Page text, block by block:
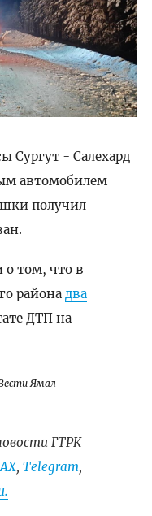
Сургут - Салехард
автомобилем
получил
о том, что в
района два
ДТП на
Ямал
ГТРК
, Telegram,